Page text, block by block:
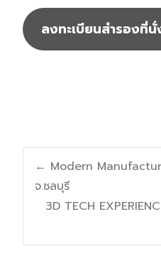
ลงทะเบียนสำรองที่นั่
Post
← Modern
จ.ชลบุรี
3D TECH